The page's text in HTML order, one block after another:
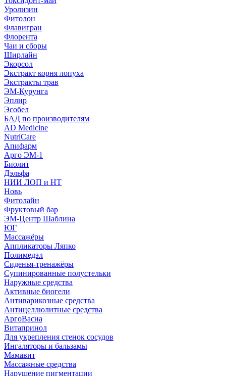
Уролизин
Фитолон
Флавигран
Флорента
Чаи и сборы
Ширлайн
Экорсол
Экстракт корня лопуха
Экстракты трав
ЭМ-Курунга
Эплир
Эсобел
БАД по производителям
AD Medicine
NutriCare
Апифарм
Арго ЭМ-1
Биолит
Дэльфа
НИИ ЛОП и НТ
Новь
Фитолайн
Фруктовый бар
ЭМ-Центр Шаблина
ЮГ
Массажёры
Аппликаторы Ляпко
Полимедэл
Сиденья-тренажёры
Супинированные полустельки
Наружные средства
Активные биогели
Антиварикозные средства
Антицеллюлитные средства
АргоВасна
Витапринол
Для укрепления стенок сосудов
Ингаляторы и бальзамы
Мамавит
Массажные средства
Нарушение пигментации